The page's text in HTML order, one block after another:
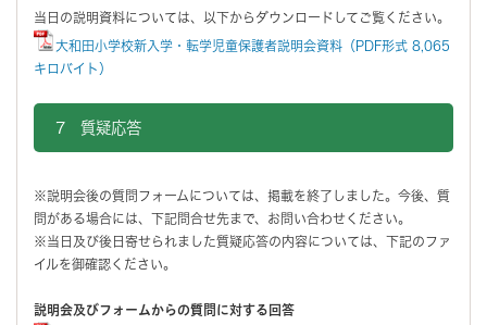
当日の説明資料については、以下からダウンロードしてご覧ください。
大和田小学校新入学・転学児童保護者説明会資料（PDF形式 8,065
キロバイト）
7 質疑応答
※説明会後の質問フォームについては、掲載を終了しました。今後、質
問がある場合には、下記問合せ先まで、お問い合わせください。
※当日及び後日寄せられました質疑応答の内容については、下記のファ
イルを御確認ください。
説明会及びフォームからの質問に対する回答